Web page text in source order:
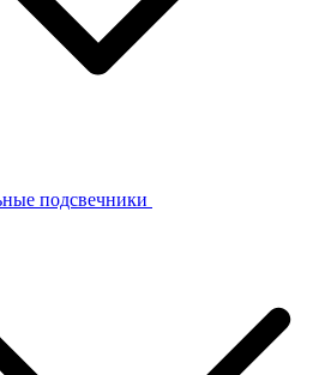
подсвечники